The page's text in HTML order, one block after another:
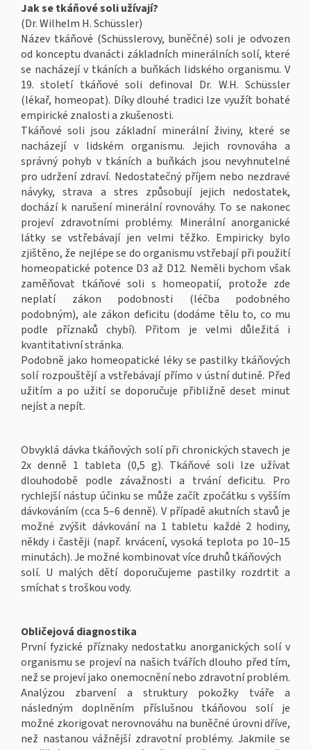
Jak se tkáňové soli užívají?
(Dr. Wilhelm H. Schüssler)
Název tkáňové (Schüsslerovy, buněčné) soli je odvozen
od konceptu dvanácti základních minerálních solí, které
se nacházejí v tkáních a buňkách lidského organismu. V
19. století tkáňové soli definoval Dr. W.H. Schüssler
(lékař, homeopat). Díky dlouhé tradici lze využít bohaté
empirické znalosti a zkušenosti.
Tkáňové soli jsou základní minerální živiny, které se
nacházejí v lidském organismu. Jejich rovnováha a
správný pohyb v tkáních a buňkách jsou nevyhnutelné
pro udržení zdraví. Nedostatečný příjem nebo nezdravé
návyky, strava a stres způsobují jejich nedostatek,
dochází k narušení minerální rovnováhy. To se nakonec
projeví zdravotními problémy. Minerální anorganické
látky se vstřebávají jen velmi těžko. Empiricky bylo
zjištěno, že nejlépe se do organismu vstřebají při použití
homeopatické potence D3 až D12. Neměli bychom však
zaměňovat tkáňové soli s homeopatií, protože zde
neplatí zákon podobnosti (léčba podobného
podobným), ale zákon deficitu (dodáme tělu to, co mu
podle příznaků chybí). Přitom je velmi důležitá i
kvantitativní stránka.
Podobně jako homeopatické léky se pastilky tkáňových
solí rozpouštějí a vstřebávají přímo v ústní dutině. Před
užitím a po užití se doporučuje přibližně deset minut
nejíst a nepít.
Obvyklá dávka tkáňových solí při chronických stavech je
2x denně 1 tableta (0,5 g). Tkáňové soli lze užívat
dlouhodobě podle závažnosti a trvání deficitu. Pro
rychlejší nástup účinku se může začít zpočátku s vyšším
dávkováním (cca 5–6 denně). V případě akutních stavů je
možné zvýšit dávkování na 1 tabletu každé 2 hodiny,
někdy i častěji (např. krvácení, vysoká teplota po 10–15
minutách). Je možné kombinovat více druhů tkáňových
solí. U malých dětí doporučujeme pastilky rozdrtit a
smíchat s troškou vody.
Obličejová diagnostika
První fyzické příznaky nedostatku anorganických solí v
organismu se projeví na našich tvářích dlouho před tím,
než se projeví jako onemocnění nebo zdravotní problém.
Analýzou zbarvení a struktury pokožky tváře a
následným doplněním příslušnou tkáňovou solí je
možné zkorigovat nerovnováhu na buněčné úrovni dříve,
než nastanou vážnější zdravotní problémy. Jakmile se